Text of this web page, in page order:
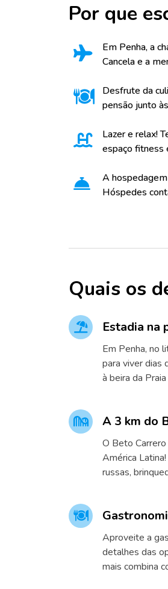
Por que
Em Penha, a
Cancela e a
Desfrute da
pensão junto
Lazer e relax!
espaço fitness
A
Hóspedes
Quais os
Estadia na
Em Penha, no
para viver dias
à beira da
A 3 km do
O Beto
América
russas,
Aproveite a
detalhes das
mais combina